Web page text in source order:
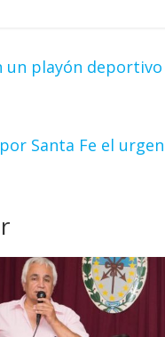
un playón deportivo
Santa Fe el